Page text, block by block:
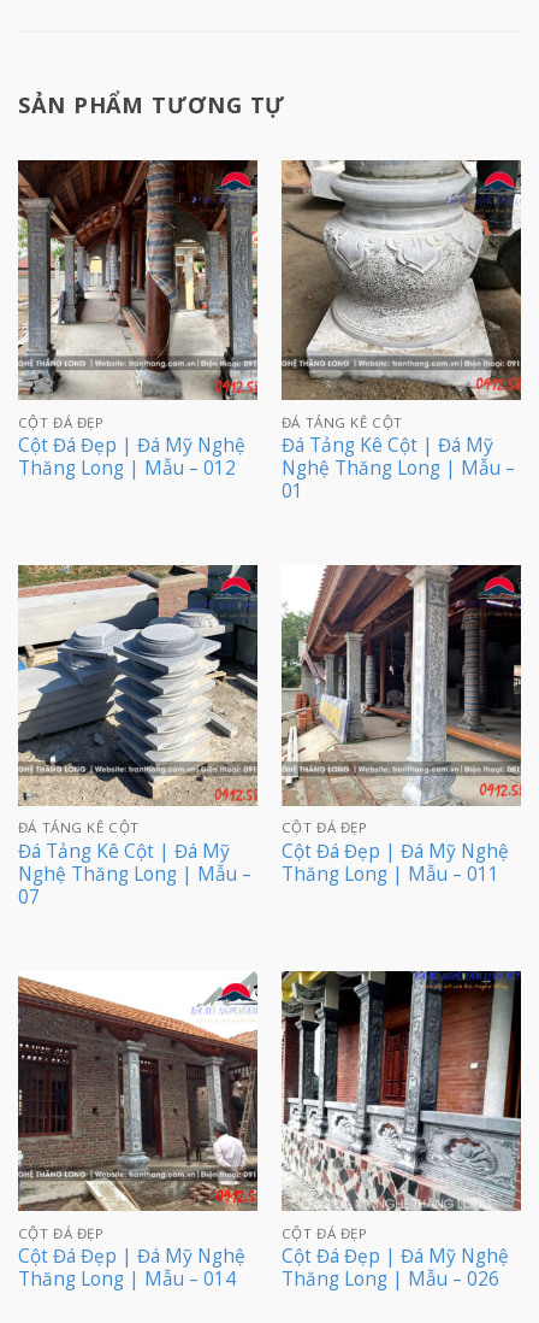
SẢN PHẨM TƯƠNG TỰ
CỘT ĐÁ ĐẸP
Cột Đá Đẹp | Đá Mỹ Nghệ
Thăng Long | Mẫu – 012
ĐÁ TẢNG KÊ CỘT
Đá Tảng Kê Cột | Đá Mỹ
Nghệ Thăng Long | Mẫu –
01
ĐÁ TẢNG KÊ CỘT
Đá Tảng Kê Cột | Đá Mỹ
Nghệ Thăng Long | Mẫu –
07
CỘT ĐÁ ĐẸP
Cột Đá Đẹp | Đá Mỹ Nghệ
Thăng Long | Mẫu – 011
CỘT ĐÁ ĐẸP
Cột Đá Đẹp | Đá Mỹ Nghệ
Thăng Long | Mẫu – 014
CỘT ĐÁ ĐẸP
Cột Đá Đẹp | Đá Mỹ Nghệ
Thăng Long | Mẫu – 026